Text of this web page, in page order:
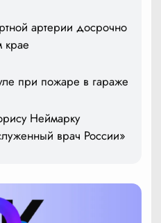
артерии досрочно
крае
при пожаре в гараже
Неймарку
врач России»